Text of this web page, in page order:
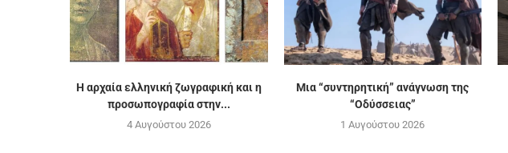
H αρχαία ελληνική ζωγραφική και η
προσωπογραφία στην...
4 Αυγούστου 2026
Μια “συντηρητική” ανάγνωση της
“Οδύσσειας”
1 Αυγούστου 2026